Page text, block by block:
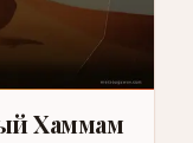
Хаммам